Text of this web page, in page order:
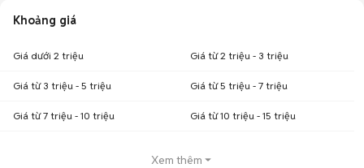
Khoảng giá
Giá dưới 2 triệu Giá từ 2 triệu - 3 triệu
Giá từ 3 triệu - 5 triệu Giá từ 5 triệu - 7 triệu
Giá từ 7 triệu - 10 triệu Giá từ 10 triệu - 15 triệu
Xem thêm